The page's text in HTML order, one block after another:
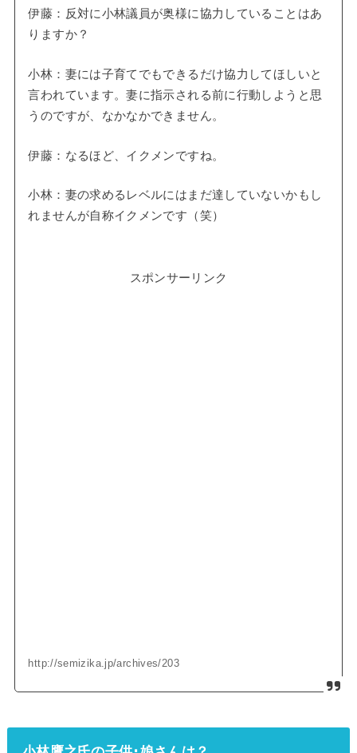
伊藤：反対に小林議員が奥様に協力していることはあ
りますか？
小林：妻には子育てでもできるだけ協力してほしいと
言われています。妻に指示される前に行動しようと思
うのですが、なかなかできません。
伊藤：なるほど、イクメンですね。
小林：妻の求めるレベルにはまだ達していないかもし
れませんが自称イクメンです（笑）
スポンサーリンク
http://semizika.jp/archives/203